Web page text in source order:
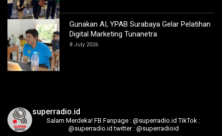
Gunakan AI, YPAB Surabaya Gelar Pelatihan
Digital Marketing Tunanetra
8 July 2026
superradio.id
Salam Merdeka! FB Fanpage : @superradio.id TikTok :
@superradio.id twitter : @superradioid